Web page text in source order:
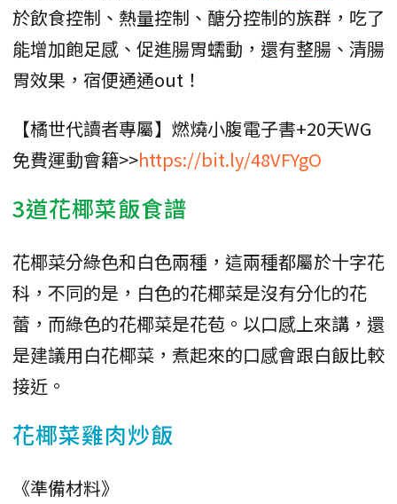
於飲食控制、熱量控制、醣分控制的族群，吃了
能增加飽足感、促進腸胃蠕動，還有整腸、清腸
胃效果，宿便通通out！
【橘世代讀者專屬】燃燒小腹電子書+20天WG
免費運動會籍>>https://bit.ly/48VFYgO
3道花椰菜飯食譜
花椰菜分綠色和白色兩種，這兩種都屬於十字花
科，不同的是，白色的花椰菜是沒有分化的花
蕾，而綠色的花椰菜是花苞。以口感上來講，還
是建議用白花椰菜，煮起來的口感會跟白飯比較
接近。
花椰菜雞肉炒飯
《準備材料》